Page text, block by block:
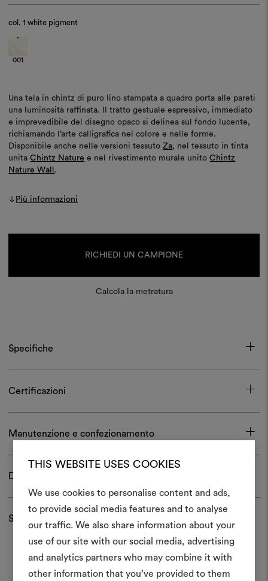
THIS WEBSITE USES COOKIES
We use cookies to personalise content and ads,
to provide social media features and to analyse
our traffic. We also share information about your
use of our site with our social media, advertising
and analytics partners who may combine it with
other information that you’ve provided to them
col.1 white pigment
001
Una tela in chintz di puro lino stampata a quadro porta alle pareti
una luminosità raffinata. Il tratto gestuale espressivo, immediato
e imprevedibile del disegno opaco si delinea sul fondo lucente,
richiamando l’arte calligrafica nel colore e nelle forme.
Disponibile anche nelle versioni tessutoZa, nel tessuto in tinta
unitaChintz Nature e nel rivestimento murale unitoChintz
Nature Wall .
Più informazioni
RICHIEDI UN CAMPIONE
Calcola la metratura
Specifiche
Certificazioni
Manutenzione e confezionamento
Download
Spedizioni e resi
Crea
Uno strumento interattivo